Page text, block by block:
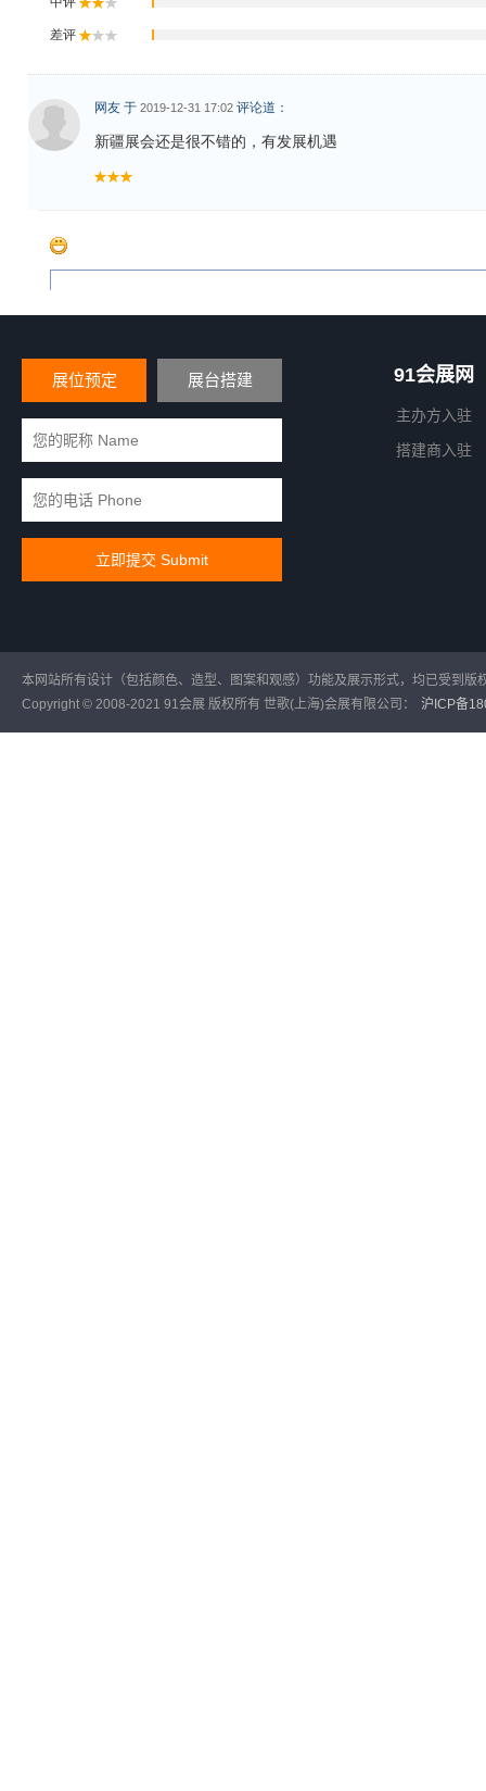
展位预定 展台搭建 91会展网
主办方入驻
搭建商入驻
本网站所有设计（包括颜色、造型、图案和观感）功能及展示形式，均已受到
Copyright © 2008-2021 91会展 版权所有 世歌(上海)会展有限公司：
沪ICP备